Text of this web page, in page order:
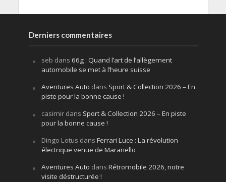
Derniers commentaires
seb dans 66g : Quand l’art de l’allègement
automobile se met à l’heure suisse
Aventures Auto dans Sport & Collection 2026 – En
piste pour la bonne cause !
casimirdans Sport & Collection 2026 – En piste
pour la bonne cause !
Dingo Lotus dans Ferrari Luce : La révolution
électrique venue de Maranello
Aventures Auto dans Rétromobile 2026, notre
visite déstructurée !